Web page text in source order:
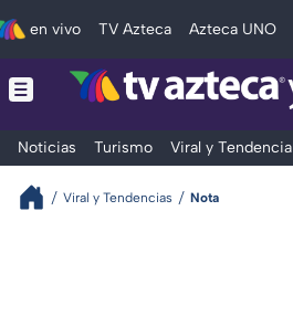
en vivo TV Azteca Azteca UNO
Noticias Turismo Viral y Tendencia
Viral y Tendencias Nota